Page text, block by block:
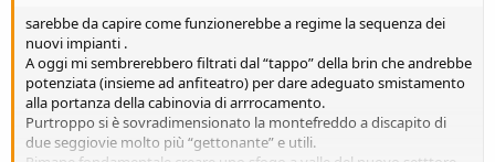
sarebbe da capire come funzionerebbe a regime la sequenza dei
nuovi impianti .
A oggi mi sembrerebbero filtrati dal “tappo” della brin che andrebbe
potenziata (insieme ad anfiteatro) per dare adeguato smistamento
alla portanza della cabinovia di arrrocamento.
Purtroppo si è sovradimensionato la montefreddo a discapito di
due seggiovie molto più “gettonante” e utili.